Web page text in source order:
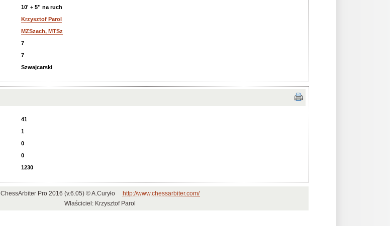
10' + 5'' na ruch
Krzysztof Parol
MZSzach, MTSz
7
7
Szwajcarski
41
1
0
0
1230
ChessArbiter Pro 2016 (v.6.05) © A.Curyło
http://www.chessarbiter.com/
Właściciel: Krzysztof Parol